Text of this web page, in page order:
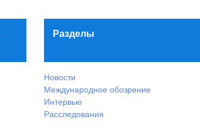
Разделы
Новости
Международное обозрение
Интервью
Расследования